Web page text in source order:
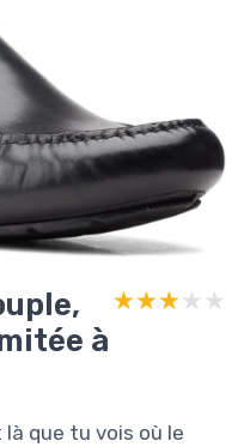
à
★★★★★
★★★★★
que tu vois où le